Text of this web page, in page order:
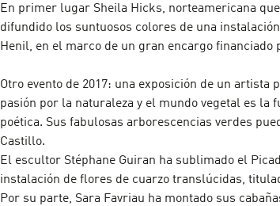
En primer lugar Sheila Hicks, norteamericana
difundido los suntuosos colores de una
Henil, en el marco de un gran encargo
Otro evento de 2017: una exposición de un artista
pasión por la naturaleza y el mundo vegetal es la
poética. Sus fabulosas arborescencias verdes
Castillo.
El escultor Stéphane Guiran ha sublimado el
instalación de flores de cuarzo translúcidas,
Por su parte, Sara Favriau ha montado sus